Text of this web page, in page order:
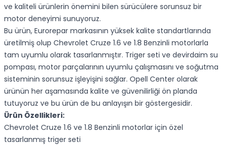
ve kaliteli ürünlerin önemini bilen sürücülere sorunsuz bir
motor deneyimi sunuyoruz.
Bu ürün, Eurorepar markasının yüksek kalite standartlarında
üretilmiş olup Chevrolet Cruze 1.6 ve 1.8 Benzinli motorlarla
tam uyumlu olarak tasarlanmıştır. Triger seti ve devirdaim su
pompası, motor parçalarının uyumlu çalışmasını ve soğutma
sisteminin sorunsuz işleyişini sağlar. Opell Center olarak
ürünün her aşamasında kalite ve güvenilirliği ön planda
tutuyoruz ve bu ürün de bu anlayışın bir göstergesidir.
Ürün Özellikleri:
Chevrolet Cruze 1.6 ve 1.8 Benzinli motorlar için özel
tasarlanmış triger seti